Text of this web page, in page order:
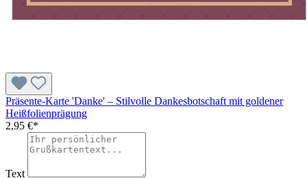
Präsente-Karte 'Danke' – Stilvolle Dankesbotschaft mit goldener
Heißfolienprägung
2,95 €*
Text